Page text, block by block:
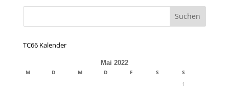
TC66 Kalender
Mai 2022
M D M D F S
S
1